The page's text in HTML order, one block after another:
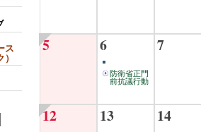
ス
5 6
防衛省正門
前抗議行動
7
12 13 14